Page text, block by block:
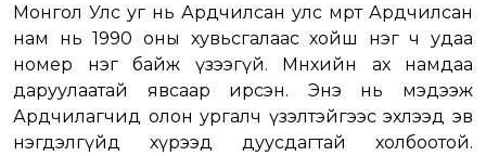
Монгол Улс уг нь Ардчилсан улс мөртөө Ардчилсан
нам нь 1990 оны хувьсгалаас хойш нэг ч удаа
номер нэг байж үзээгүй. Мөнхийн ах намдаа
даруулаатай явсаар ирсэн. Энэ нь мэдээж
Ардчилагчид олон ургалч үзэлтэйгээс эхлээд эв
нэгдэлгүйд хүрээд дуусдагтай холбоотой.